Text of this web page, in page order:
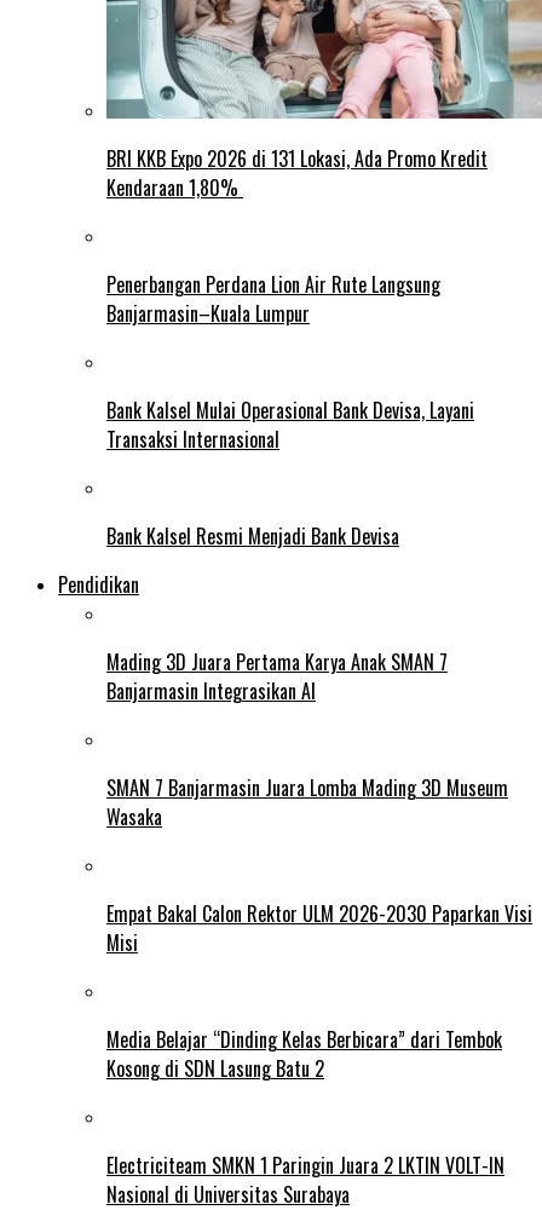
BRI KKB Expo 2026 di 131 Lokasi, Ada Promo Kredit
Kendaraan 1,80%
Penerbangan Perdana Lion Air Rute Langsung
Banjarmasin–Kuala Lumpur
Bank Kalsel Mulai Operasional Bank Devisa, Layani
Transaksi Internasional
Bank Kalsel Resmi Menjadi Bank Devisa
Pendidikan
Mading 3D Juara Pertama Karya Anak SMAN 7
Banjarmasin Integrasikan AI
SMAN 7 Banjarmasin Juara Lomba Mading 3D Museum
Wasaka
Empat Bakal Calon Rektor ULM 2026-2030 Paparkan Visi
Misi
Media Belajar “Dinding Kelas Berbicara” dari Tembok
Kosong di SDN Lasung Batu 2
Electriciteam SMKN 1 Paringin Juara 2 LKTIN VOLT-IN
Nasional di Universitas Surabaya